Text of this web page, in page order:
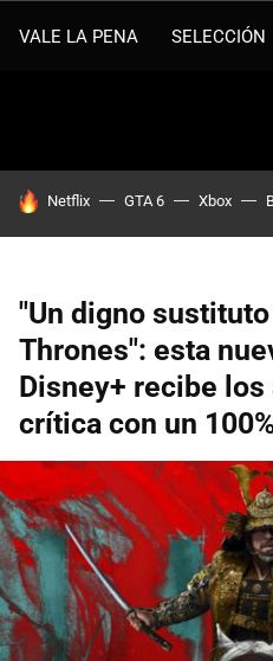
VALE LA PENA SELECCIÓN
HOY SE HABLA DE
Netflix GTA 6 Xbox
"Un digno
Thrones": esta
Disney+ recibe
crítica con un